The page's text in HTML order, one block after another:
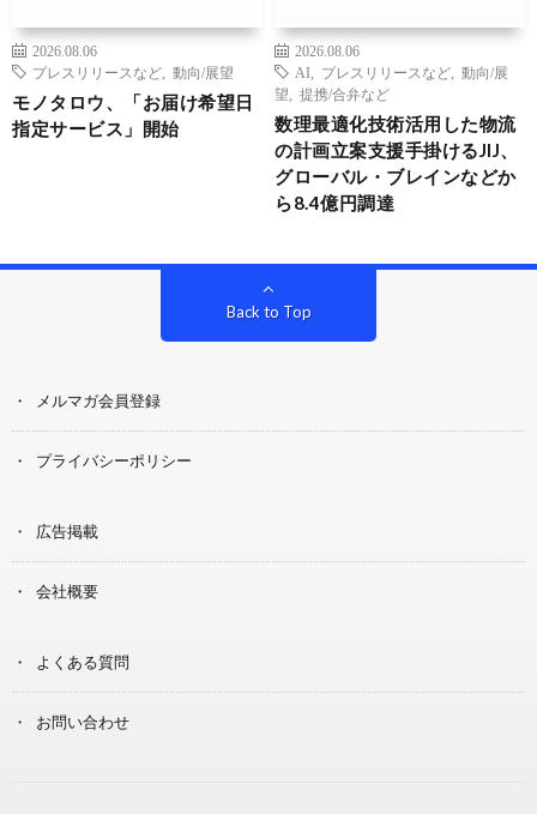
2026.08.06
プレスリリースなど
動向/展望
モノタロウ、「お届け希望日
指定サービス」開始
2026.08.06
AI
プレスリリースなど
動向/展
望
提携/合弁など
数理最適化技術活用した物流
の計画立案支援手掛けるJIJ、
グローバル・ブレインなどか
ら8.4億円調達
Back to Top
メルマガ会員登録
プライバシーポリシー
広告掲載
会社概要
よくある質問
お問い合わせ